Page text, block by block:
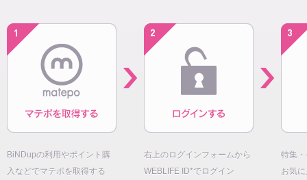
BiNDupの利用やポイント購
入などでマテポを取得する
右上のログインフォームから
WEBLIFE ID*でログイン
特集
お気